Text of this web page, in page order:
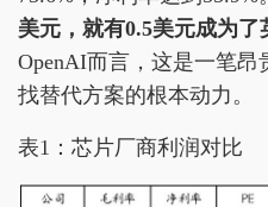
美元，就有0.5美元成为了
OpenAI而言，这是一笔
找替代方案的根本动力。
表1：芯片厂商利润对比